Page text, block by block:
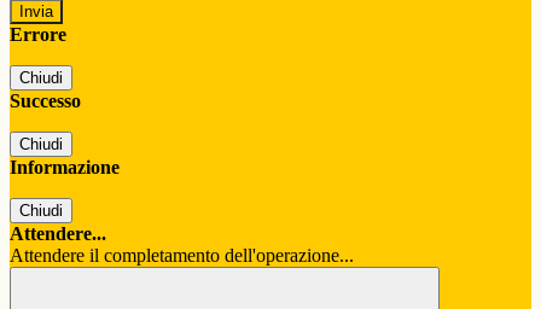
Errore
Chiudi
Successo
Chiudi
Informazione
Chiudi
Attendere...
Attendere il completamento dell'operazione...